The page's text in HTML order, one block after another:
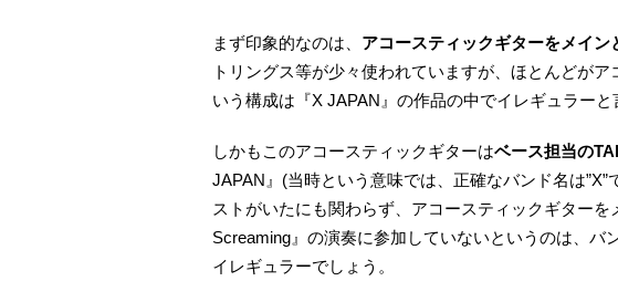
まず印象的なのは、 アコースティックギターをメイン
トリングス等が少々使われていますが、ほとんどが
いう構成は『X JAPAN』の作品の中でイレギュラーと
しかもこのアコースティックギターはベース担当の
JAPAN』(当時という意味では、正確なバンド名は”X”
ストがいたにも関わらず、アコースティックギター
Screaming』の演奏に参加していないというのは、バ
イレギュラーでしょう。